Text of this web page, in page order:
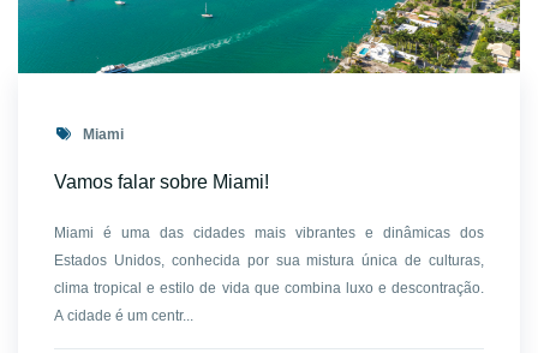
Miami
Vamos falar sobre Miami!
Miami é uma das cidades mais vibrantes e dinâmicas dos
Estados Unidos, conhecida por sua mistura única de culturas,
clima tropical e estilo de vida que combina luxo e descontração.
A cidade é um centr...